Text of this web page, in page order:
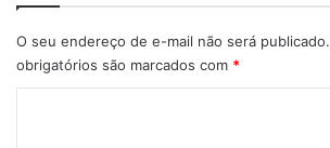
O seu endereço de e-mail não será publicado.
obrigatórios são marcados com *